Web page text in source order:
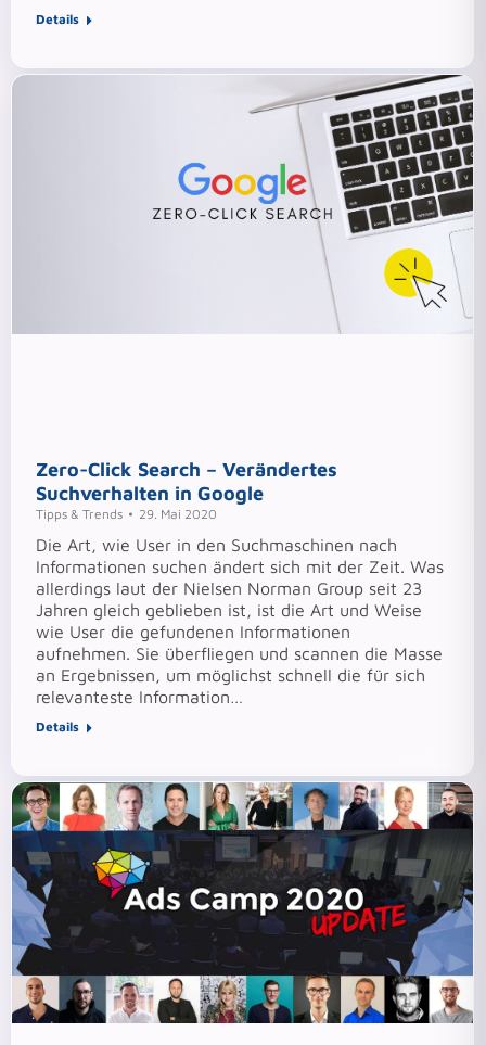
Details
Zero-Click Search – Verändertes
Suchverhalten in Google
Tipps & Trends 29. Mai 2020
Die Art, wie User in den Suchmaschinen nach
Informationen suchen ändert sich mit der Zeit. Was
allerdings laut der Nielsen Norman Group seit 23
Jahren gleich geblieben ist, ist die Art und Weise
wie User die gefundenen Informationen
aufnehmen. Sie überfliegen und scannen die Masse
an Ergebnissen, um möglichst schnell die für sich
relevanteste Information…
Details